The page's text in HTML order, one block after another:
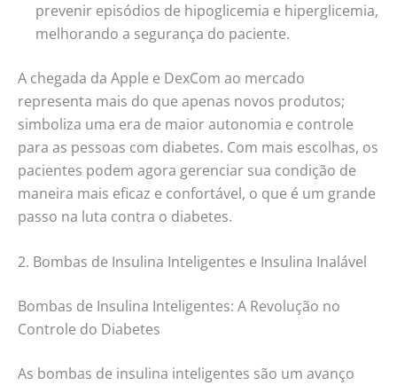
prevenir episódios de hipoglicemia e hiperglicemia,
melhorando a segurança do paciente.
A chegada da Apple e DexCom ao mercado
representa mais do que apenas novos produtos;
simboliza uma era de maior autonomia e controle
para as pessoas com diabetes. Com mais escolhas, os
pacientes podem agora gerenciar sua condição de
maneira mais eficaz e confortável, o que é um grande
passo na luta contra o diabetes.
2. Bombas de Insulina Inteligentes e Insulina Inalável
Bombas de Insulina Inteligentes: A Revolução no
Controle do Diabetes
As bombas de insulina inteligentes são um avanço